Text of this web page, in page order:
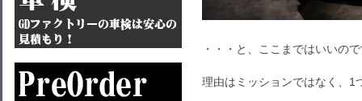
・・・と、ここまではいいの
理由はミッションではなく、1